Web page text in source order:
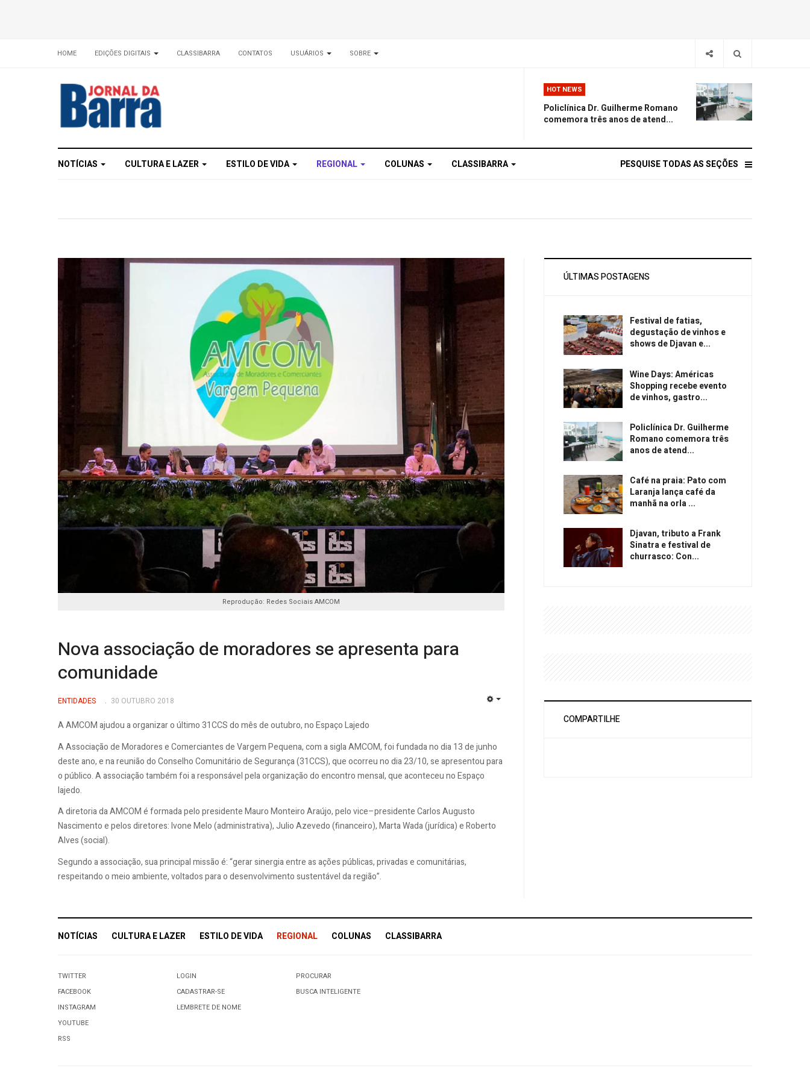
HOME EDIÇÕES DIGITAIS CLASSIBARRA CONTATOS USUÁRIOS SOBRE
HOT NEWS
Policlínica Dr. Guilherme Romano
comemora três anos de atend...
NOTÍCIAS CULTURA E LAZER ESTILO DE VIDA REGIONAL COLUNAS CLASSIBARRA PESQUISE TODAS AS SEÇÕES
Reprodução: Redes Sociais AMCOM
Nova associação de moradores se apresenta para
comunidade
ENTIDADES 30 OUTUBRO 2018
A AMCOM ajudou a organizar o último 31CCS do mês de outubro, no Espaço Lajedo
A Associação de Moradores e Comerciantes de Vargem Pequena, com a sigla AMCOM, foi fundada no dia 13 de junho
deste ano, e na reunião do Conselho Comunitário de Segurança (31CCS), que ocorreu no dia 23/10, se apresentou para
o público. A associação também foi a responsável pela organização do encontro mensal, que aconteceu no Espaço
lajedo.
A diretoria da AMCOM é formada pelo presidente Mauro Monteiro Araújo, pelo vice–presidente Carlos Augusto
Nascimento e pelos diretores: Ivone Melo (administrativa), Julio Azevedo (financeiro), Marta Wada (jurídica) e Roberto
Alves (social).
Segundo a associação, sua principal missão é: “gerar sinergia entre as ações públicas, privadas e comunitárias,
respeitando o meio ambiente, voltados para o desenvolvimento sustentável da região”.
ÚLTIMAS POSTAGENS
Festival de fatias,
degustação de vinhos e
shows de Djavan e...
Wine Days: Américas
Shopping recebe evento
de vinhos, gastro...
Policlínica Dr. Guilherme
Romano comemora três
anos de atend...
Café na praia: Pato com
Laranja lança café da
manhã na orla ...
Djavan, tributo a Frank
Sinatra e festival de
churrasco: Con...
COMPARTILHE
NOTÍCIAS CULTURA E LAZER ESTILO DE VIDA REGIONAL COLUNAS CLASSIBARRA
TWITTER
FACEBOOK
INSTAGRAM
YOUTUBE
RSS
LOGIN
CADASTRAR-SE
LEMBRETE DE NOME
PROCURAR
BUSCA INTELIGENTE